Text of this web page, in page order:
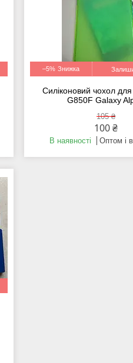
–5%
Силіконовий чохол
G850F Galaxy
105 ₴
100 ₴
В наявності Оптом і